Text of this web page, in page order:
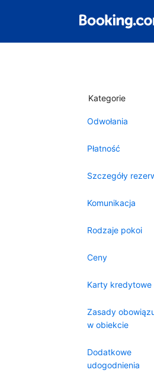
Kategorie
Odwołania
Płatność
Szczegóły
Komunikacja
Rodzaje pokoi
Ceny
Karty kredytowe
Zasady
w obiekcie
Dodatkowe
udogodnienia